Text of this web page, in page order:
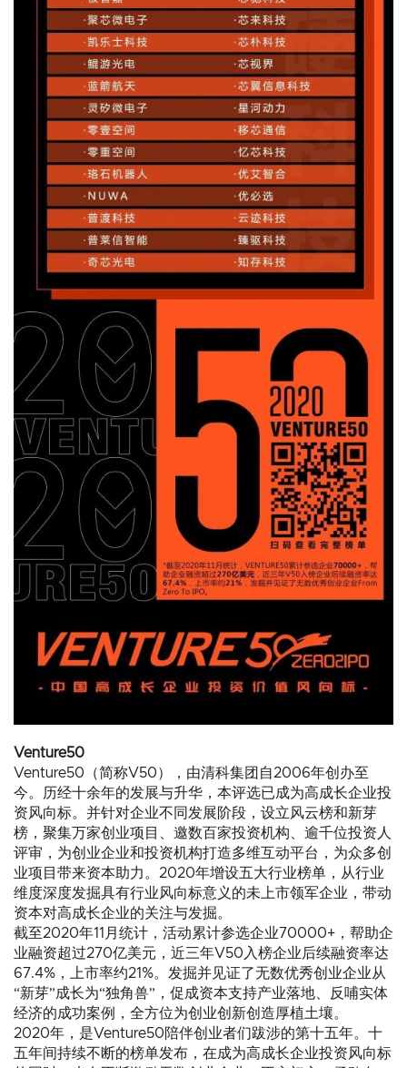
Venture50
Venture50（简称V50），由清科集团自2006年创办至
今。历经十余年的发展与升华，本评选已成为高成长企业投
资风向标。并针对企业不同发展阶段，设立风云榜和新芽
榜，聚集万家创业项目、邀数百家投资机构、逾千位投资人
评审，为创业企业和投资机构打造多维互动平台，为众多创
业项目带来资本助力。2020年增设五大行业榜单，从行业
维度深度发掘具有行业风向标意义的未上市领军企业，带动
资本对高成长企业的关注与发掘。
截至2020年11月统计，活动累计参选企业70000+，帮助企
业融资超过270亿美元，近三年V50入榜企业后续融资率达
67.4%，上市率约21%。发掘并见证了无数优秀创业企业从
“新芽”成长为“独角兽”，促成资本支持产业落地、反哺实体
经济的成功案例，全方位为创业创新创造厚植土壤。
2020年，是Venture50陪伴创业者们跋涉的第十五年。十
五年间持续不断的榜单发布，在成为高成长企业投资风向标